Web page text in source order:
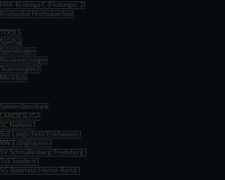
HSK-Kreisliga C (Findungsr. 2)
Kreispokal Hochsauerland
TOOLS
Spieltag
Spielabsagen
Neuansetzungen
Teamvergleich
Merkliste
Spielerdatenbank
LANDESLIGA
SC Neheim I
SuS Langscheid/Enkhausen I
RW Erlinghausen I
SV Schmallenberg/Fredeburg I
TuS Sundern I
SG Bödefeld/Henne-Rartal I